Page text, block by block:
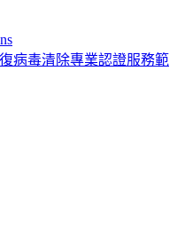
病毒清除專業認證服務範